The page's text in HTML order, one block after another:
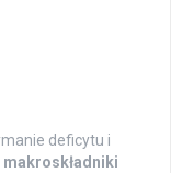
deficytu i